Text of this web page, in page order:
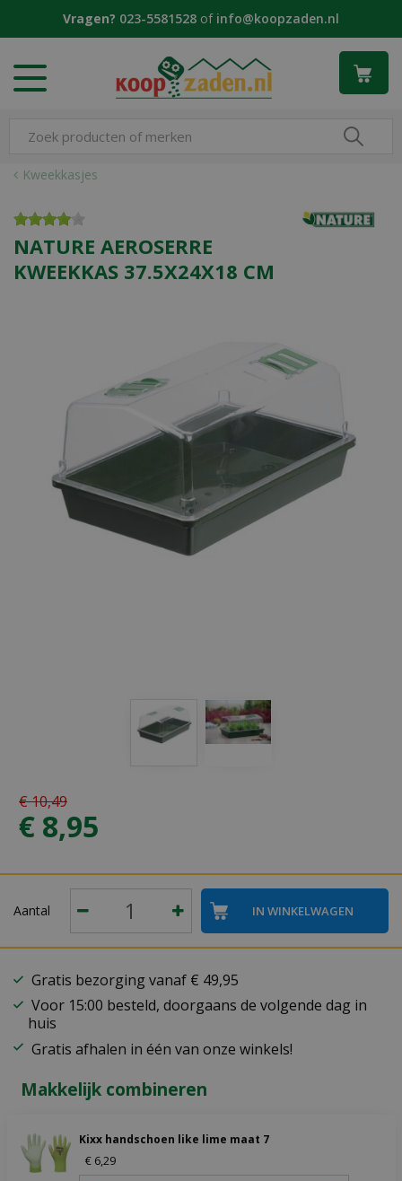
Kweekkasjes
Vragen? 023-5581528 of info@koopzaden.nl
NATURE AEROSERRE
KWEEKKAS 37.5X24X18 CM
€10,49
€ 8,95
Aantal
Gratis bezorging vanaf € 49,95
Voor 15:00 besteld, doorgaans de volgende dag in
huis
Gratis afhalen in één van onze winkels!
Makkelijk combineren
Kixx handschoen like lime maat 7
€ 6 29